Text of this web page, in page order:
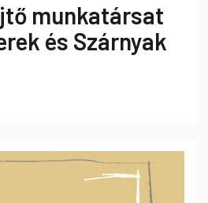
munkatársat
és Szárnyak